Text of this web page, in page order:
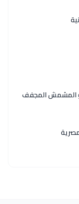
و المشمش المجفف